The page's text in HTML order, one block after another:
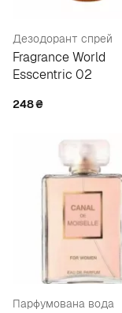
Дезодорант спрей
Fragrance World
Esscentric 02
248₴
Парфумована вода